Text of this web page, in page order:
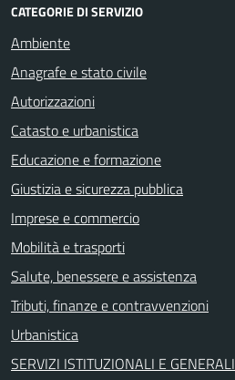
CATEGORIE DI SERVIZIO
Ambiente
Anagrafe e stato civile
Autorizzazioni
Catasto e urbanistica
Educazione e formazione
Giustizia e sicurezza pubblica
Imprese e commercio
Mobilità e trasporti
Salute, benessere e assistenza
Tributi, finanze e contravvenzioni
Urbanistica
SERVIZI ISTITUZIONALI E GENERALI